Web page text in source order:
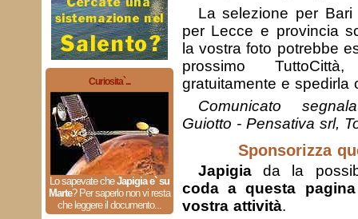
Curiosita`...
Lo sapevate cheJapigia e` su
Marte? Per saperlo non vi resta
che leggere il documento...
La selezione per
per Lecce e provincia
la vostra foto potrebbe
prossimo
gratuitamente e spedirla
Comunicato
Guiotto - Pensativa srl,
Sponsorizza
Japigiada la
coda a questa
vostra attività.